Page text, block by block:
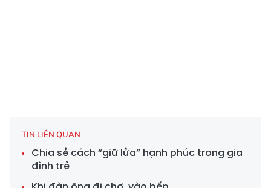
TIN LIÊN QUAN
Chia sẻ cách “giữ lửa” hạnh phúc trong gia
đình trẻ